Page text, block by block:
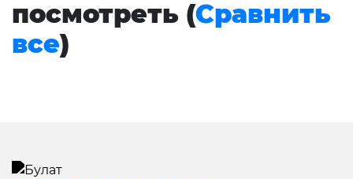
посмотреть (Сравнить
все)